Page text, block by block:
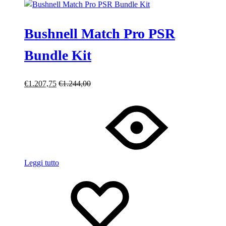
Bushnell Match Pro PSR
Bundle Kit
€1.207,75 €1.244,00
Leggi tutto